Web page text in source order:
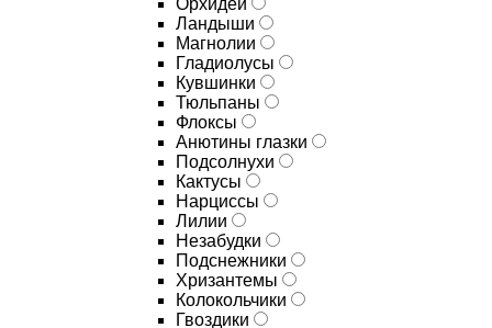
Орхидеи
Ландыши
Магнолии
Гладиолусы
Кувшинки
Тюльпаны
Флоксы
Анютины глазки
Подсолнухи
Кактусы
Нарциссы
Лилии
Незабудки
Подснежники
Хризантемы
Колокольчики
Гвоздики